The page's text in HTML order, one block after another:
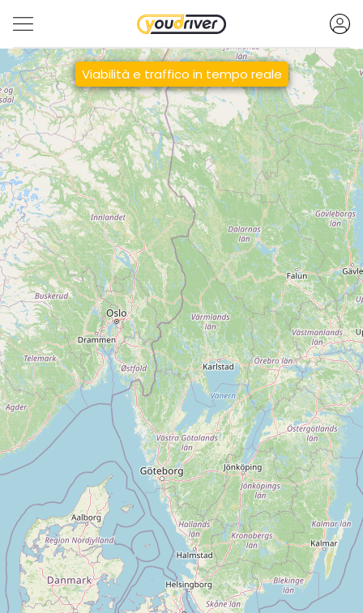
Viabilità e traffico in tempo reale